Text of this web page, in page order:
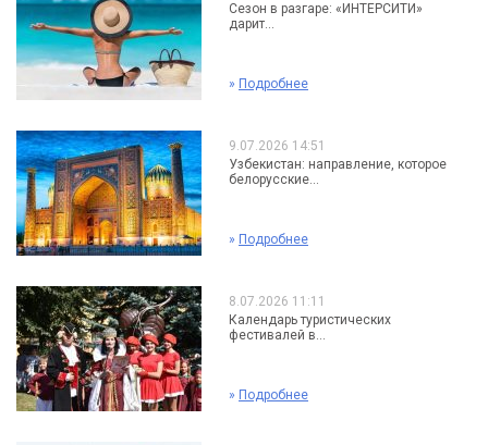
Сезон в разгаре: «ИНТЕРСИТИ»
дарит...
» Подробнее
9.07.2026 14:51
Узбекистан: направление, которое
белорусские...
» Подробнее
8.07.2026 11:11
Календарь туристических
фестивалей в...
» Подробнее